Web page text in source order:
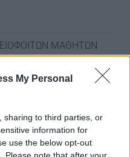
My Personal
sharing to third parties, or
information for
use the below opt-out
Please note that after your
ΜΑΘΗΤΩΝ
ΓΙΑ ΤΟ
ΔΗΜΟ ΛΕΥΚΩΣΙΑΣ